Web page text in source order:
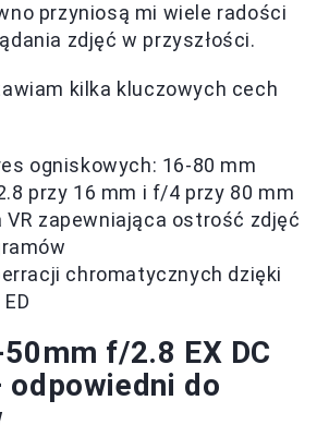
przyniosą mi wiele radości
zdjęć w przyszłości.
kilka kluczowych cech
ogniskowych: 16-80 mm
przy 16 mm i f/4 przy 80 mm
VR zapewniająca ostrość zdjęć
chromatycznych dzięki
f/2.8 EX DC
odpowiedni do